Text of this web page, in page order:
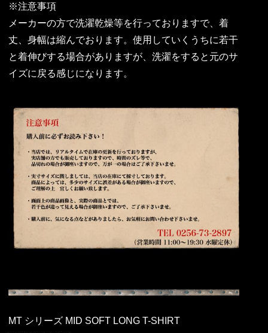
※注意事項
メーカーの方で洗濯乾燥等を行っておりますで、着
丈、身幅は縮んでおります。使用していくうちに若干
と着伸びする場合がありますが、洗濯をすると元のサ
イズに戻る感じになります。
MT シリーズ MID SOFT LONG T-SHIRT